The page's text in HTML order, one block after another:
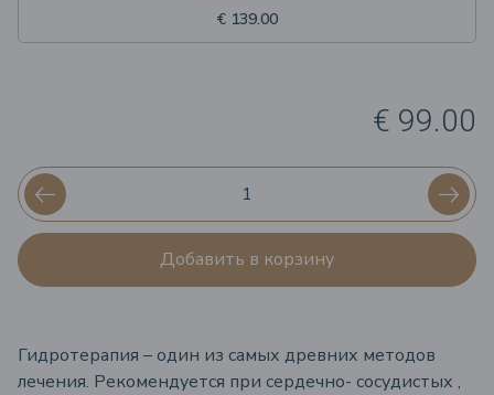
€ 139.00
€ 99.00
Добавить в корзину
Гидротерапия – один из самых древних методов
лечения. Рекомендуется при сердечно- сосудистых ,